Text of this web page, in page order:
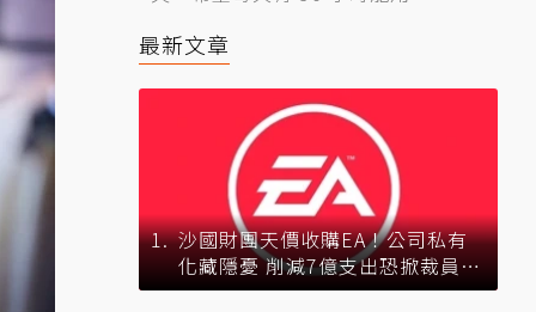
最新文章
沙國財團天價收購EA！公司私有
化藏隱憂 削減7億支出恐掀裁員風
暴？